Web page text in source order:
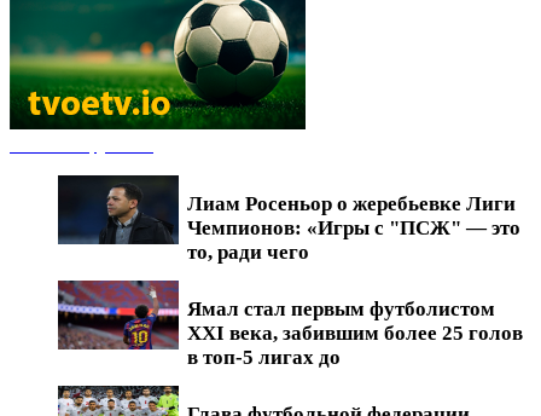
Лиам Росеньор о жеребьевке Лиги
Чемпионов: «Игры с "ПСЖ" — это
то, ради чего
Ямал стал первым футболистом
XXI века, забившим более 25 голов
в топ-5 лигах до